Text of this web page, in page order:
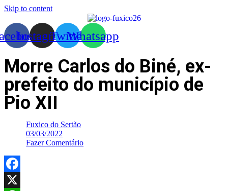
Skip to content
InstagramTwitterWhatsapp
Morre Carlos do Biné, ex-
prefeito do município de
Pio XII
Fuxico do Sertão
03/03/2022
Fazer Comentário
Facebook